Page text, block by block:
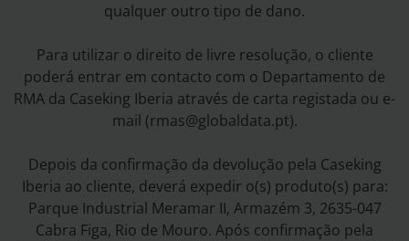
qualquer outro tipo de dano.
Para utilizar o direito de livre resolução, o cliente
poderá entrar em contacto com o Departamento de
RMA da Caseking Iberia através de carta registada ou e-
mail (rmas@globaldata.pt).
Depois da confirmação da devolução pela Caseking
Iberia ao cliente, deverá expedir o(s) produto(s) para:
Parque Industrial Meramar II, Armazém 3, 2635-047
Cabra Figa, Rio de Mouro. Após confirmação pela